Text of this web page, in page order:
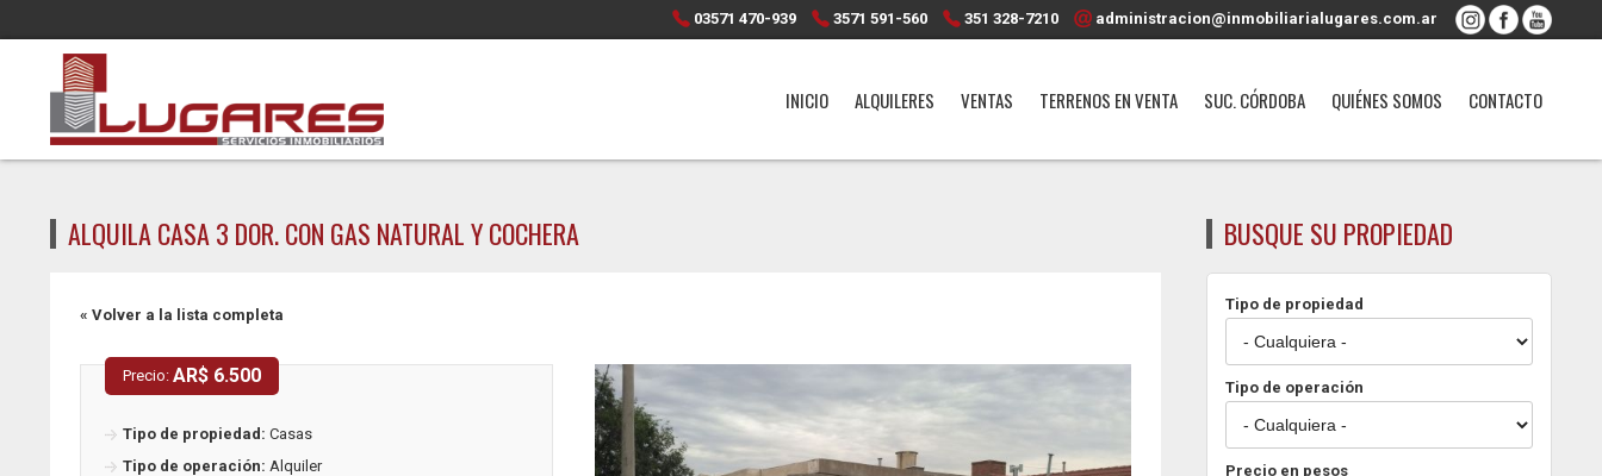
03571 470-939 3571 591-560 351 328-7210 administracion@inmobiliarialugares.com.ar
INICIO ALQUILERES VENTAS TERRENOS EN VENTA SUC. CÓRDOBA QUIÉNES SOMOS CONTACTO
ALQUILA CASA 3 DOR. CON GAS NATURAL Y COCHERA
« Volver a la lista completa
Precio: AR$ 6.500
Tipo de propiedad: Casas
Tipo de operación: Alquiler
BUSQUE SU PROPIEDAD
Tipo de propiedad
Tipo de operación
Precio en pesos